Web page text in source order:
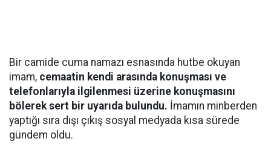
Bir camide cuma namazı esnasında hutbe okuyan
imam, cemaatin kendi arasında konuşması ve
telefonlarıyla ilgilenmesi üzerine konuşmasını
bölerek sert bir uyarıda bulundu. İmamın minberden
yaptığı sıra dışı çıkış sosyal medyada kısa sürede
gündem oldu.